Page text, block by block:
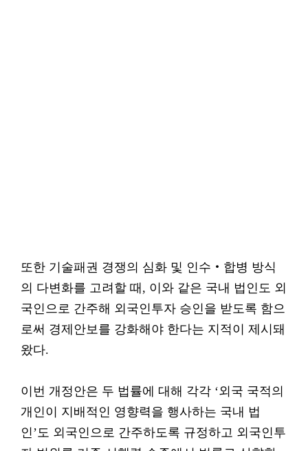
또한 기술패권 경쟁의 심화 및 인수‧합병 방식
의 다변화를 고려할 때, 이와 같은 국내 법인도 외
국인으로 간주해 외국인투자 승인을 받도록 함으
로써 경제안보를 강화해야 한다는 지적이 제시돼
왔다.
이번 개정안은 두 법률에 대해 각각 ‘외국 국적의
개인이 지배적인 영향력을 행사하는 국내 법
인’도 외국인으로 간주하도록 규정하고 외국인투